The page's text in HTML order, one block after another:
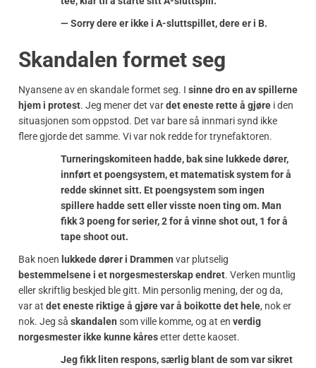
— Sorry dere er ikke i A-sluttspillet, dere er i B.
Skandalen formet seg
Nyansene av en skandale formet seg. I sinne dro en av spillerne
hjem i protest. Jeg mener det vardet eneste rette å gjøre i den
situasjonen som oppstod. Det var bare så innmari synd ikke
flere gjorde det samme. Vi var nok redde for trynefaktoren.
Turneringskomiteen hadde, bak sine lukkede dører,
innført et poengsystem, et matematisk system for å
redde skinnet sitt. Et poengsystem som ingen
spillere hadde sett eller visste noen ting om. Man
fikk 3 poeng for serier, 2 for å vinne shot out, 1 for å
tape shoot out.
Bak noen lukkede dører i Drammen var plutselig
bestemmelsene i et norgesmesterskap endret. Verken muntlig
eller skriftlig beskjed ble gitt. Min personlig mening, der og da,
var at det eneste riktige å gjøre var å boikotte det hele, nok er
nok. Jeg så skandalen som ville komme, og at en verdig
norgesmester ikke kunne kåresetter dette kaoset.
Jeg fikk liten respons, særlig blant de som var sikret